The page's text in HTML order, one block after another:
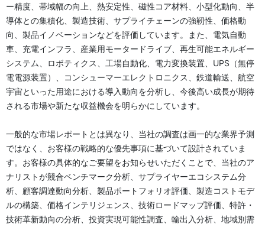
ー精度、帯域幅の向上、熱安定性、磁性コア材料、小型化動向、半
導体との集積化、製造技術、サプライチェーンの強靭性、価格動
向、製品イノベーションなどを評価しています。また、電気自動
車、充電インフラ、産業用モータードライブ、再生可能エネルギー
システム、ロボティクス、工場自動化、電力変換装置、UPS（無停
電電源装置）、コンシューマーエレクトロニクス、鉄道輸送、航空
宇宙といった用途における導入動向を分析し、今後高い成長が期待
される市場や新たな収益機会を明らかにしています。
一般的な市場レポートとは異なり、当社の調査は画一的な業界予測
ではなく、お客様の戦略的な優先事項に基づいて設計されていま
す。お客様の具体的なご要望をお知らせいただくことで、当社のア
ナリストが競合ベンチマーク分析、サプライヤーエコシステム分
析、顧客調達動向分析、製品ポートフォリオ評価、製造コストモデ
ルの構築、価格インテリジェンス、技術ロードマップ評価、特許・
技術革新動向の分析、投資実現可能性調査、輸出入分析、地域別需